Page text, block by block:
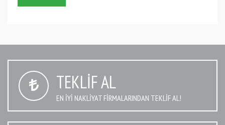
TEKLIF AL
EN IYI NAKLIYAT FIRMALARINDAN TEKLIF AL!